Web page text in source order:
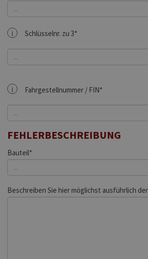
i Schlüsselnr. zu 3*
i Fahrgestellnummer / FIN*
FEHLERBESCHREIBUNG
Bauteil*
Beschreiben Sie hier möglichst ausführlich